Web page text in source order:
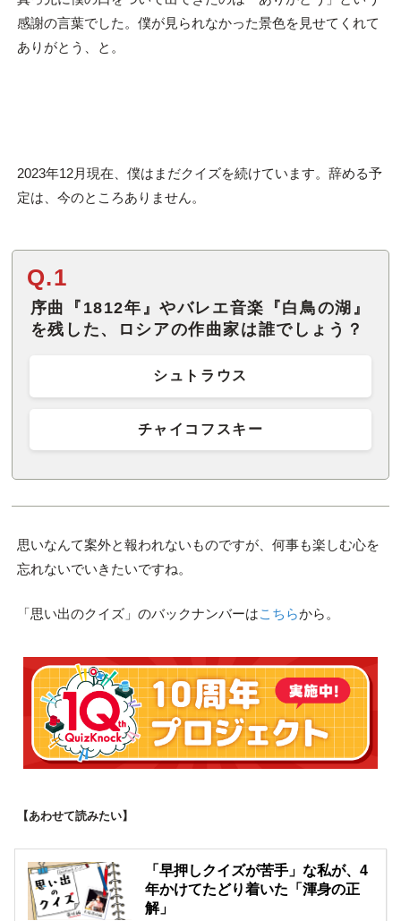
感謝の言葉でした。僕が見られなかった景色を見せてくれて
ありがとう、と。
2023年12月現在、僕はまだクイズを続けています。辞める予
定は、今のところありません。
Q.1
序曲『1812年』やバレエ音楽『白鳥の湖』
を残した、ロシアの作曲家は誰でしょう？
シュトラウス
チャイコフスキー
思いなんて案外と報われないものですが、何事も楽しむ心を
忘れないでいきたいですね。
「思い出のクイズ」のバックナンバーはこちらから。
【あわせて読みたい】
「早押しクイズが苦手」な私が、4
年かけてたどり着いた「渾身の正
解」